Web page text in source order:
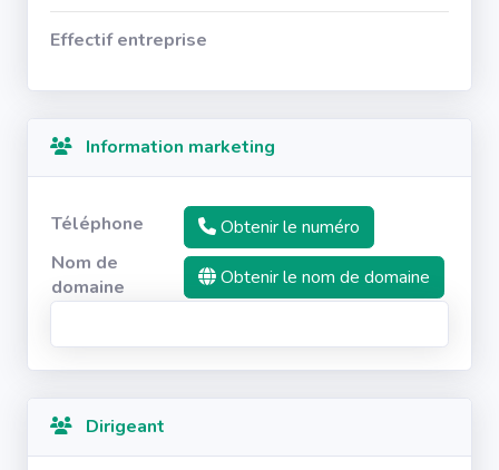
Effectif entreprise
Information marketing
Téléphone
Obtenir le numéro
Nom de
domaine
Obtenir le nom de domaine
Dirigeant